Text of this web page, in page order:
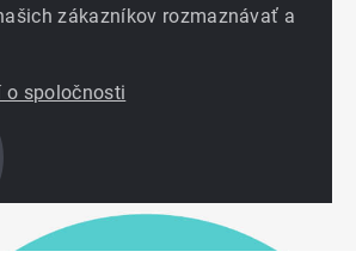
zákazníkov rozmaznávať a
spoločnosti